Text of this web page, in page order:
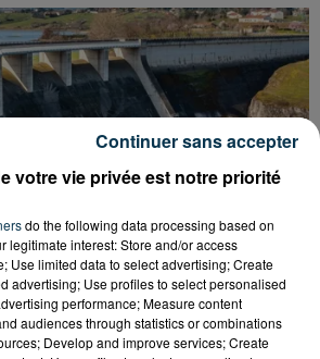
votre vie privée est notre priorité
do the following data processing based on
legitimate interest: Store and/or access
Use limited data to select advertising; Create
advertising; Use profiles to select personalised
performance; Measure content
audiences through statistics or combinations
Develop and improve services; Create
Continuer sans accepter